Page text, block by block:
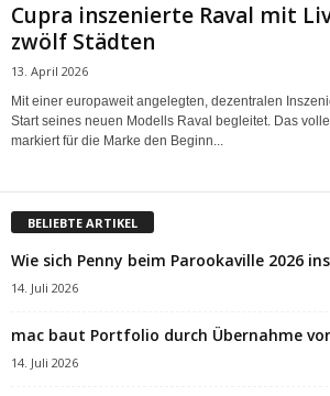
Cupra inszenierte Raval mit
zwölf Städten
13. April 2026
Mit einer europaweit angelegten, dezentralen
Start seines neuen Modells Raval begleitet. Das
markiert für die Marke den Beginn...
BELIEBTE ARTIKEL
Wie sich Penny beim Parookaville 2026
14. Juli 2026
mac baut Portfolio durch Übernahme
14. Juli 2026